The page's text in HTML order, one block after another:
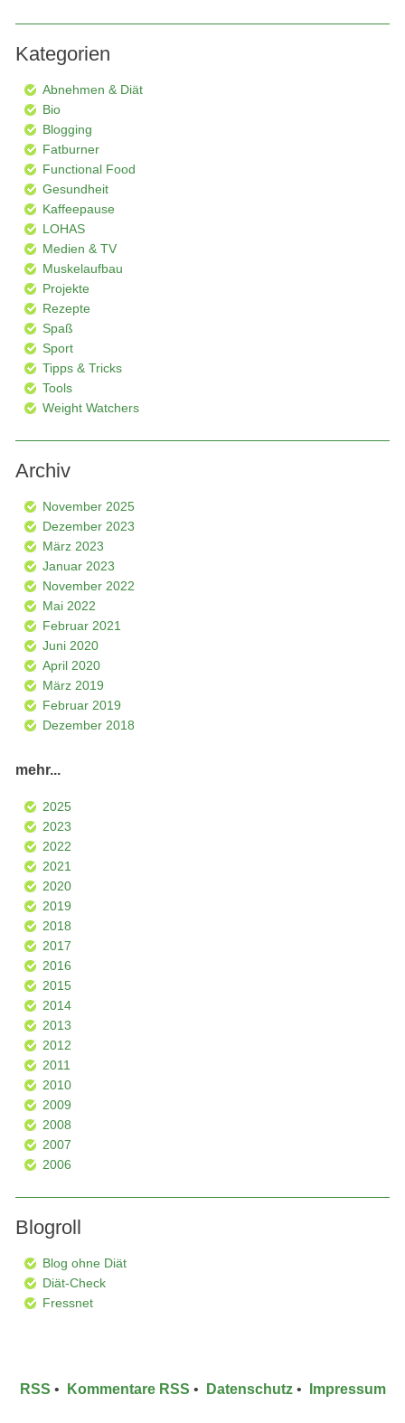
Kategorien
Abnehmen & Diät
Bio
Blogging
Fatburner
Functional Food
Gesundheit
Kaffeepause
LOHAS
Medien & TV
Muskelaufbau
Projekte
Rezepte
Spaß
Sport
Tipps & Tricks
Tools
Weight Watchers
Archiv
November 2025
Dezember 2023
März 2023
Januar 2023
November 2022
Mai 2022
Februar 2021
Juni 2020
April 2020
März 2019
Februar 2019
Dezember 2018
mehr...
2025
2023
2022
2021
2020
2019
2018
2017
2016
2015
2014
2013
2012
2011
2010
2009
2008
2007
2006
Blogroll
Blog ohne Diät
Diät-Check
Fressnet
RSS • Kommentare RSS • Datenschutz• Impressum